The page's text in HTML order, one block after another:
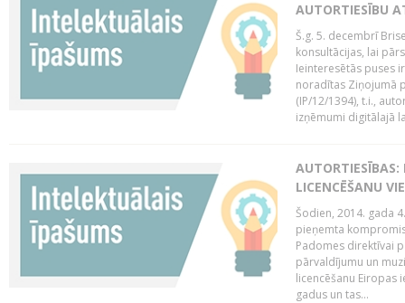
AUTORTIESĪBU
Š.g. 5. decembrī
konsultācijas, lai
Ieinteresētās puses
noradītas Ziņojumā
(IP/12/1394), t.i.,
izņēmumi digitālajā
AUTORTIESĪBAS:
LICENCĒŠANU
Šodien, 2014. gada
pieņemta
Padomes direktīvai
pārvaldījumu un
licencēšanu Eiropas
gadus un tas...